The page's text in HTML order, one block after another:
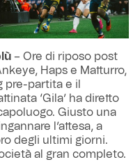
– Ore di riposo post
Haps e Matturro,
pre-partita e il
‘Gila’ ha diretto
Giusto una
l’attesa, a
degli ultimi giorni.
al gran completo.